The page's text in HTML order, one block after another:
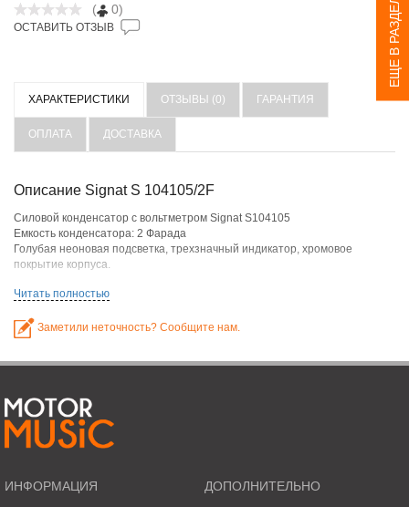
ЕЩЕ В РАЗДЕЛЕ
( 0)
ОСТАВИТЬ ОТЗЫВ
ХАРАКТЕРИСТИКИ ОТЗЫВЫ (0) ГАРАНТИЯ
ОПЛАТА ДОСТАВКА
Описание Signat S 104105/2F
Силовой конденсатор с вольтметром Signat S104105
Емкость конденсатора: 2 Фарада
Голубая неоновая подсветка, трехзначный индикатор, хромовое
покрытие корпуса.
Читать полностью
Заметили неточность? Сообщите нам.
ИНФОРМАЦИЯ ДОПОЛНИТЕЛЬНО